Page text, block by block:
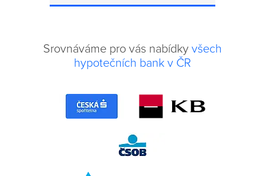
Srovnáváme pro vás nabídky všech
hypotečních bank v ČR